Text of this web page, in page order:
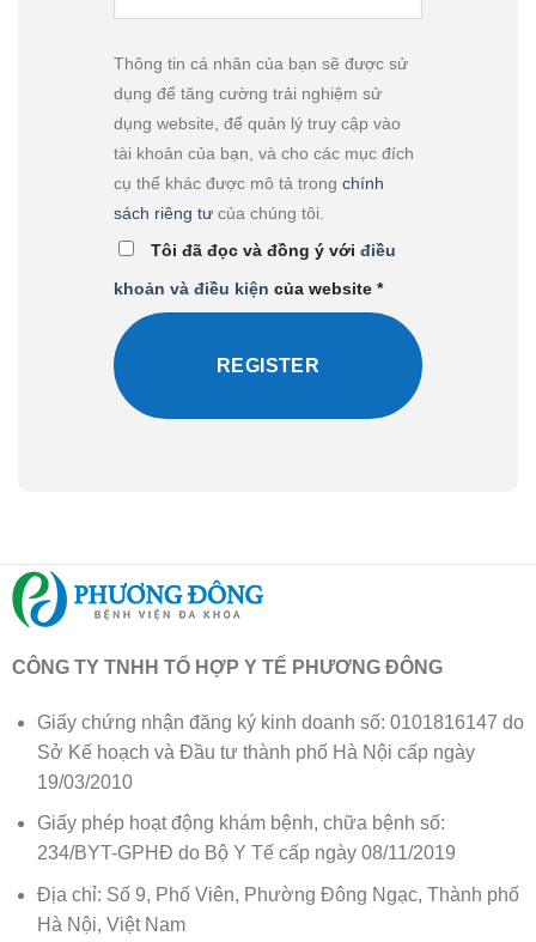
Thông tin cá nhân của bạn sẽ được sử
dụng để tăng cường trải nghiệm sử
dụng website, để quản lý truy cập vào
tài khoản của bạn, và cho các mục đích
cụ thể khác được mô tả trong chính
sách riêng tư của chúng tôi.
Tôi đã đọc và đồng ý với điều
khoản và điều kiện của website *
CÔNG TY TNHH TỔ HỢP Y TẾ PHƯƠNG ĐÔNG
Giấy chứng nhận đăng ký kinh doanh số: 0101816147 do
Sở Kế hoạch và Đầu tư thành phố Hà Nội cấp ngày
19/03/2010
Giấy phép hoạt động khám bệnh, chữa bệnh số:
234/BYT-GPHĐ do Bộ Y Tế cấp ngày 08/11/2019
Địa chỉ: Số 9, Phố Viên, Phường Đông Ngạc, Thành phố
Hà Nội, Việt Nam